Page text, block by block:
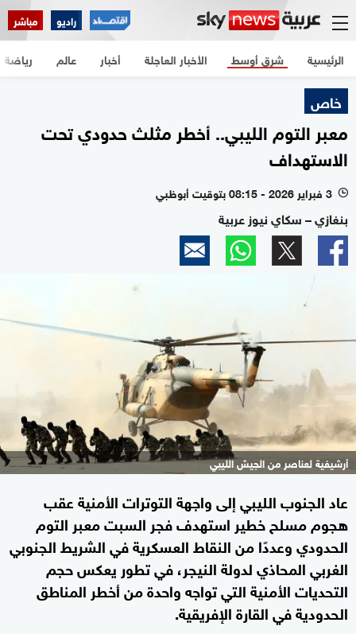
راديو مباشر
الرئيسية الأخبار العاجلة أخبار شرق أوسط عالم رياضة
خاص
معبر التوم الليبي.. أخطر مثلث حدودي تحت
الاستهداف
l 3 فبراير 2026 - 08:15 بتوقيت أبوظبي
بنغازي – سكاي نيوز عربية
أرشيفية لعناصر من الجيش الليبي
عاد الجنوب الليبي إلى واجهة التوترات الأمنية عقب
هجوم مسلح خطير استهدف فجر السبت معبر التوم
الحدودي وعددًا من النقاط العسكرية في الشريط الجنوبي
الغربي المحاذي لدولة النيجر، في تطور يعكس حجم
التحديات الأمنية التي تواجه واحدة من أخطر المناطق
الحدودية في القارة الإفريقية.